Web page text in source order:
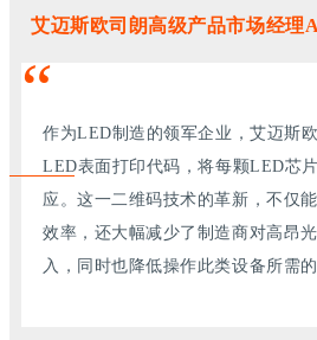
艾迈斯欧司朗高级产品市场经理
“
作为LED制造的领军企业，艾迈斯
LED表面打印代码，将每颗LED芯
应。这一二维码技术的革新，不仅
效率，还大幅减少了制造商对高昂
入，同时也降低操作此类设备所需